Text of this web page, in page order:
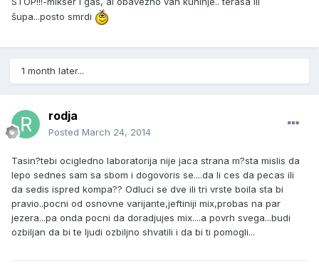
šupa...posto smrdi
1 month later...
rodja
Posted March 24, 2014
Tasin?tebi ocigledno laboratorija nije jaca strana m?sta mislis da
lepo sednes sam sa sbom i dogovoris se....da li ces da pecas ili
da sedis ispred kompa?? Odluci se dve ili tri vrste boila sta bi
pravio..pocni od osnovne varijante,jeftiniji mix,probas na par
jezera...pa onda pocni da doradjujes mix....a povrh svega...budi
ozbiljan da bi te ljudi ozbiljno shvatili i da bi ti pomogli...